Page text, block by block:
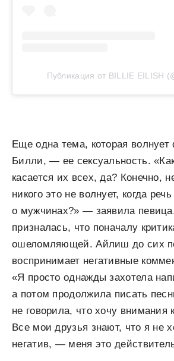
Публикация от BILLIE EILISH
Еще одна тема, которая волнует
Билли, — ее сексуальность.
касается их всех, да? Конечно,
никого это не волнует, когда
о мужчинах?» — заявила
призналась, что поначалу
ошеломляющей. Айлиш до сих
воспринимает негативные
«Я просто однажды захотела
а потом продолжила писать
не говорила, что хочу внимания
Все мои друзья знают, что я не
негатив, — меня это